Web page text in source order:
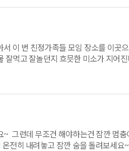
릿속 복잡한 생각들이 조용히 가라앉
이 번 친정가족들 모임 장소를 이곳
먹고 잘놀던지 흐믓한 미소가 지어
다고 한마디씩한다. 공기가 좋다고...
을 이완하고 좋은 시간들을 보냈다.
그런데 무조건 해야하는건 잠깐 멈
전히 내려놓고 잠깐 숨을 돌려보세